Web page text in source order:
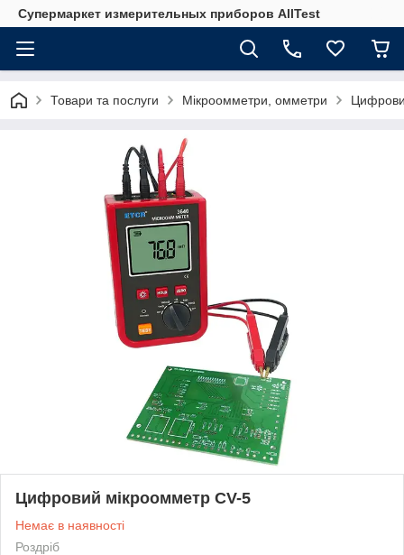
Супермаркет измерительных приборов AllTest
Товари та послуги Мікроомметри, омметри
Цифровий мікроомметр CV-5
Немає в наявності
Роздріб